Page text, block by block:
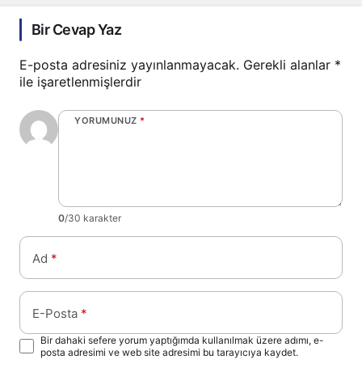
Bir Cevap Yaz
E-posta adresiniz yayınlanmayacak. Gerekli alanlar *
ile işaretlenmişlerdir
YORUMUNUZ *
0/30 karakter
Ad *
E-Posta *
Bir dahaki sefere yorum yaptığımda kullanılmak üzere adımı, e-
posta adresimi ve web site adresimi bu tarayıcıya kaydet.